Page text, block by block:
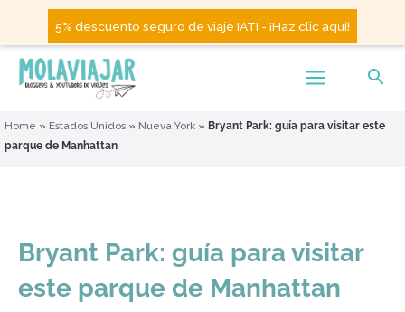
5% descuento seguro de viaje IATI - ¡Haz clic aquí!
Home » Estados Unidos » Nueva York » Bryant Park: guía para visitar este
parque de Manhattan
Bryant Park: guía para visitar
este parque de Manhattan